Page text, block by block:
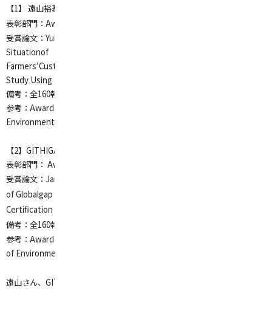
【1】 遠山裕基さん
表彰部門： Award of Excellent Paper
受賞論文： Yuki Toyama, Asres Elias and Kumi Yasunobu. “The Current
Situationof
Farmers’Custom on Rice Seed Use in Cambodia: An Exploratory
Study Using the Micro Dataof Farmers in Takeo Province”.
備考：全160報中
参考： Awardsof Excellent Paper | International Society of
Environmental
【2】 GITHIGA JANE WANJIKU
表彰部門： Award of Sustainability Promotion
受賞論文： Jane Githiga, Asres Elias and Kumi Yasunobu.
of Globalgap
Certification on Horticulture Production in Kenya”.
備考：全160報中
参考： Awardof Sustainability Promotion | International Society
of Environmentaland Rural Development (
遠山さん、GITHIGAさん、受賞おめでとうございます。